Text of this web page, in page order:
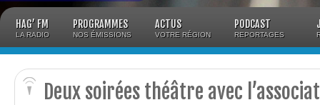
HAG’ FM
LA RADIO
PROGRAMMES
NOS ÉMISSIONS
ACTUS
VOTRE RÉGION
PODCAST
REPORTAGES
Deux soirées théâtre avec